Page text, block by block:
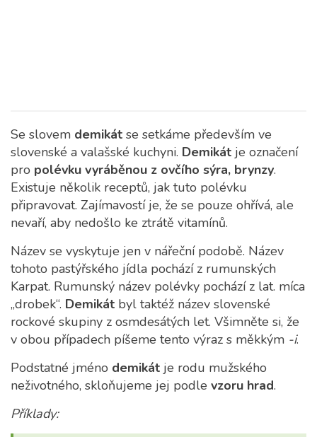
Se slovem demikát se setkáme především ve
slovenské a valašské kuchyni. Demikát je označení
pro polévku vyráběnou z ovčího sýra, brynzy.
Existuje několik receptů, jak tuto polévku
připravovat. Zajímavostí je, že se pouze ohřívá, ale
nevaří, aby nedošlo ke ztrátě vitamínů.
Název se vyskytuje jen v nářeční podobě. Název
tohoto pastýřského jídla pochází z rumunských
Karpat. Rumunský název polévky pochází z lat. míca
„drobek“. Demikát byl taktéž název slovenské
rockové skupiny z osmdesátých let. Všimněte si, že
v obou případech píšeme tento výraz s měkkým -i.
Podstatné jméno demikát je rodu mužského
neživotného, skloňujeme jej podle vzoru hrad.
Příklady: